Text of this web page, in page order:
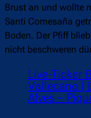
Brust an und wollte
Santi Comesaña
Boden. Der Pfiff
nicht beschweren
Live-Ticker
Vallecano |
Alves –